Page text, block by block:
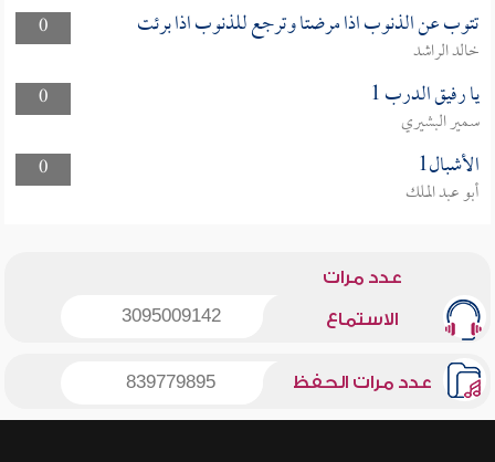
0
تتوب عن الذنوب اذا مرضتا وترجع للذنوب اذا برئت
خالد الراشد
0
يا رفيق الدرب 1
سمير البشيري
0
الأشبال1
أبو عبد الملك
عدد مرات
الاستماع 3095009142
عدد مرات الحفظ 839779895